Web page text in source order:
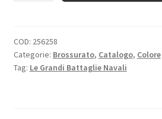
COD: 256258
Categorie: Brossurato, Catalogo, Colore
Tag: Le Grandi Battaglie Navali